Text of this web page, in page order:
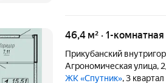
46,4 м² · 1-
Прикубанский
Агрономическая улица,
ЖК «Спутник», 3